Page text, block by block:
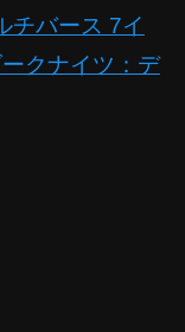
チバース 7イ
クナイツ：デ